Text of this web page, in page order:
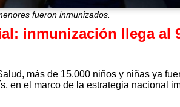
fueron inmunizados.
inmunización llega al
más de 15.000 niños y niñas ya
en el marco de la estrategia nacional